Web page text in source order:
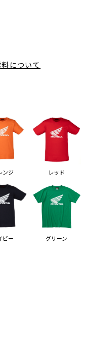
料について
ンジ レッド
ビー グリーン